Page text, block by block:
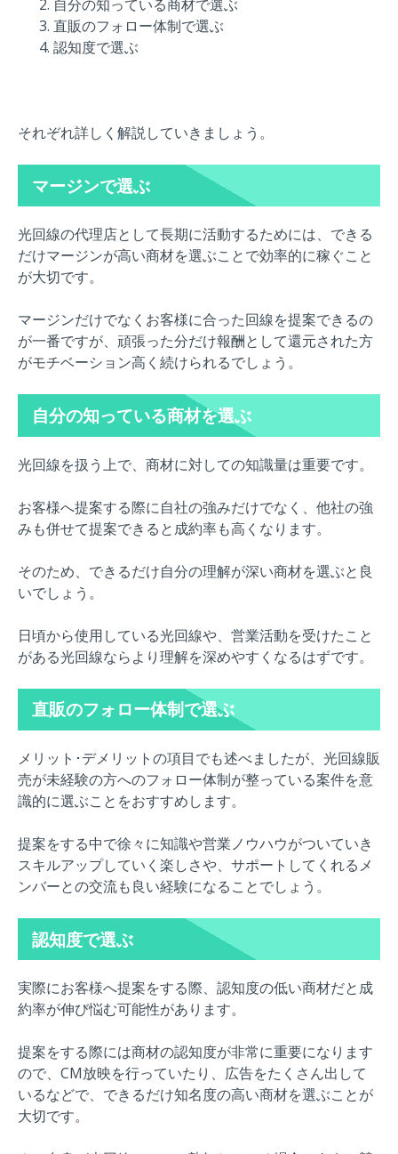
自分の知っている商材で選ぶ
直販のフォロー体制で選ぶ
認知度で選ぶ
それぞれ詳しく解説していきましょう。
マージンで選ぶ
光回線の代理店として長期に活動するためには、できる
だけマージンが高い商材を選ぶことで効率的に稼ぐこと
が大切です。
マージンだけでなくお客様に合った回線を提案できるの
が一番ですが、頑張った分だけ報酬として還元された方
がモチベーション高く続けられるでしょう。
自分の知っている商材を選ぶ
光回線を扱う上で、商材に対しての知識量は重要です。
お客様へ提案する際に自社の強みだけでなく、他社の強
みも併せて提案できると成約率も高くなります。
そのため、できるだけ自分の理解が深い商材を選ぶと良
いでしょう。
日頃から使用している光回線や、営業活動を受けたこと
がある光回線ならより理解を深めやすくなるはずです。
直販のフォロー体制で選ぶ
メリット･デメリットの項目でも述べましたが、光回線販
売が未経験の方へのフォロー体制が整っている案件を意
識的に選ぶことをおすすめします。
提案をする中で徐々に知識や営業ノウハウがついていき
スキルアップしていく楽しさや、サポートしてくれるメ
ンバーとの交流も良い経験になることでしょう。
認知度で選ぶ
実際にお客様へ提案をする際、認知度の低い商材だと成
約率が伸び悩む可能性があります。
提案をする際には商材の認知度が非常に重要になります
ので、CM放映を行っていたり、広告をたくさん出して
いるなどで、できるだけ知名度の高い商材を選ぶことが
大切です。